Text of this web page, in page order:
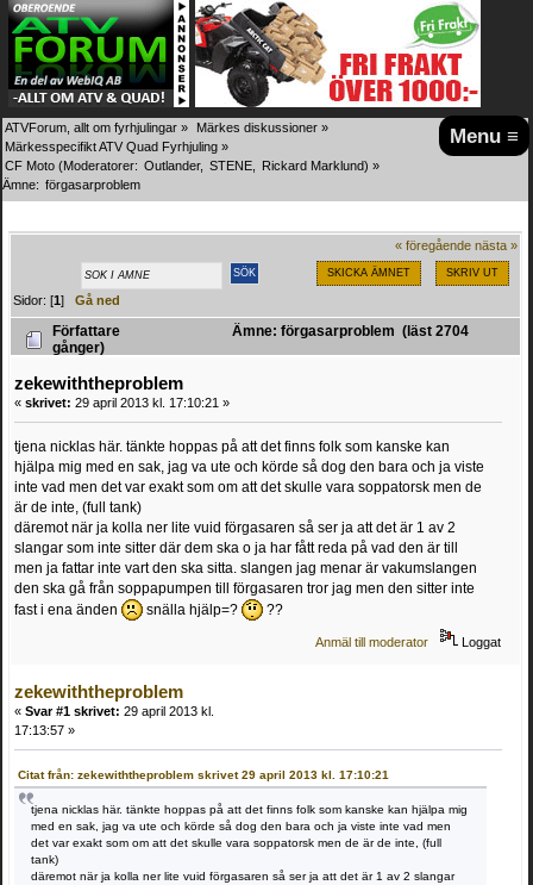
Menu ≡
ATVForum, allt om fyrhjulingar » Märkes diskussioner »
Märkesspecifikt ATV Quad Fyrhjuling »
CF Moto (Moderatorer: Outlander, STENE Rickard Marklund) »
Ämne: förgasarproblem
« föregående nästa »
SKICKA ÄMNET SKRIV UT
Sidor: [1]Gå ned
Författare
Ämne: förgasarproblem (läst 2704
gånger)
zekewiththeproblem
« skrivet: 29 april 2013 kl. 17:10:21 »
tjena nicklas här. tänkte hoppas på att det finns folk som kanske kan
hjälpa mig med en sak, jag va ute och körde så dog den bara och ja viste
inte vad men det var exakt som om att det skulle vara soppatorsk men de
är de inte, (full tank)
däremot när ja kolla ner lite vuid förgasaren så ser ja att det är 1 av 2
slangar som inte sitter där dem ska o ja har fått reda på vad den är till
men ja fattar inte vart den ska sitta. slangen jag menar är vakumslangen
den ska gå från soppapumpen till förgasaren tror jag men den sitter inte
fast i ena änden
snälla hjälp=? ??
Anmäl till moderator Loggat
zekewiththeproblem
« Svar #1 skrivet: 29 april 2013 kl.
17:13:57 »
Citat från: zekewiththeproblem skrivet 29 april 2013 kl. 17:10:21
tjena nicklas här. tänkte hoppas på att det finns folk som kanske kan hjälpa mig
med en sak, jag va ute och körde så dog den bara och ja viste inte vad men
det var exakt som om att det skulle vara soppatorsk men de är de inte, (full
tank)
däremot när ja kolla ner lite vuid förgasaren så ser ja att det är 1 av 2 slangar